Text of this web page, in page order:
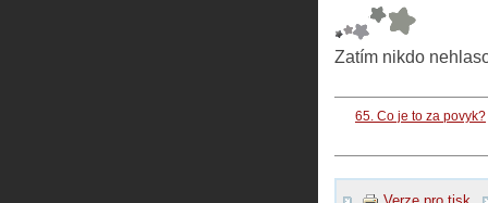
Zatím nikdo
65. Co je to za povyk?
Verze pro tisk